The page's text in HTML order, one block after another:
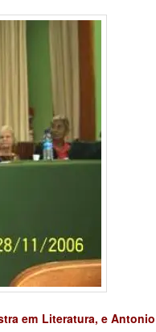
em Literatura, e Antonio